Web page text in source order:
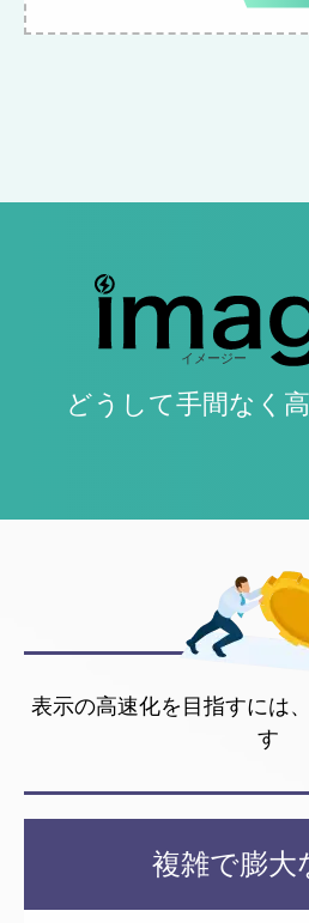
どうして手間なく
表示の高速化を目指すには
す
複雑で膨大